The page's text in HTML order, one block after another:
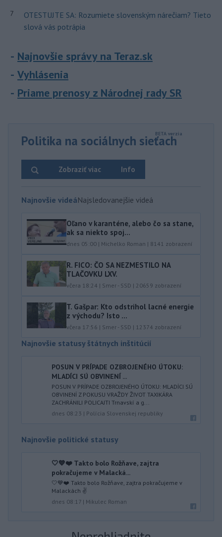
7
OTESTUJTE SA: Rozumiete slovenským nárečiam? Tieto
slová vás potrápia
Najnovšie správy na Teraz.sk
Vyhlásenia
Priame prenosy z Národnej rady SR
Politika na sociálnych sieťach
Info
Zobraziť viac
Najnovšie videáNajsledovanejšie videá
Oľano v karanténe, alebo čo sa stane,
ak sa niekto spoj...
dnes 05:00 | Michelko Roman | 8141 zobrazení
R. FICO: ČO SA NEZMESTILO NA
TLAČOVKU LXV.
včera 18:24 | Smer - SSD | 20659 zobrazení
T. Gašpar: Kto odstrihol lacné energie
z východu? Isto ...
včera 17:56 | Smer - SSD | 12374 zobrazení
Najnovšie statusy štátnych inštitúcií
POSUN V PRÍPADE OZBROJENÉHO ÚTOKU:
MLADÍCI SÚ OBVINENÍ ...
POSUN V PRÍPADE OZBROJENÉHO ÚTOKU: MLADÍCI SÚ
OBVINENÍ Z POKUSU VRAŽDY ŽIVOT TAXIKÁRA
ZACHRÁNILI POLICAJTI Trnavskí a g...
dnes 08:23 | Polícia Slovenskej republiky
Najnovšie politické statusy
🤍💙❤️ Takto bolo Rožňave, zajtra
pokračujeme v Malacká...
🤍💙❤️ Takto bolo Rožňave, zajtra pokračujeme v
Malackách ✌️
dnes 08:17 | Mikulec Roman